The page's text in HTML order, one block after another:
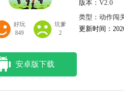
好玩
849
坑爹
2
版本：V2.0
类型：动作闯
更新时间：
安卓版下载